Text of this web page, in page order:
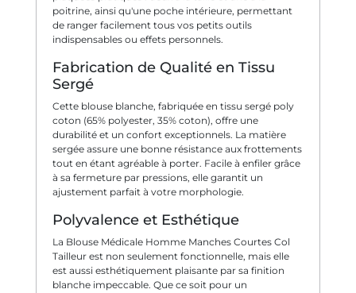
poitrine, ainsi qu'une poche intérieure, permettant
de ranger facilement tous vos petits outils
indispensables ou effets personnels.
Fabrication de Qualité en Tissu
Sergé
Cette blouse blanche, fabriquée en tissu sergé poly
coton (65% polyester, 35% coton), offre une
durabilité et un confort exceptionnels. La matière
sergée assure une bonne résistance aux frottements
tout en étant agréable à porter. Facile à enfiler grâce
à sa fermeture par pressions, elle garantit un
ajustement parfait à votre morphologie.
Polyvalence et Esthétique
La Blouse Médicale Homme Manches Courtes Col
Tailleur est non seulement fonctionnelle, mais elle
est aussi esthétiquement plaisante par sa finition
blanche impeccable. Que ce soit pour un